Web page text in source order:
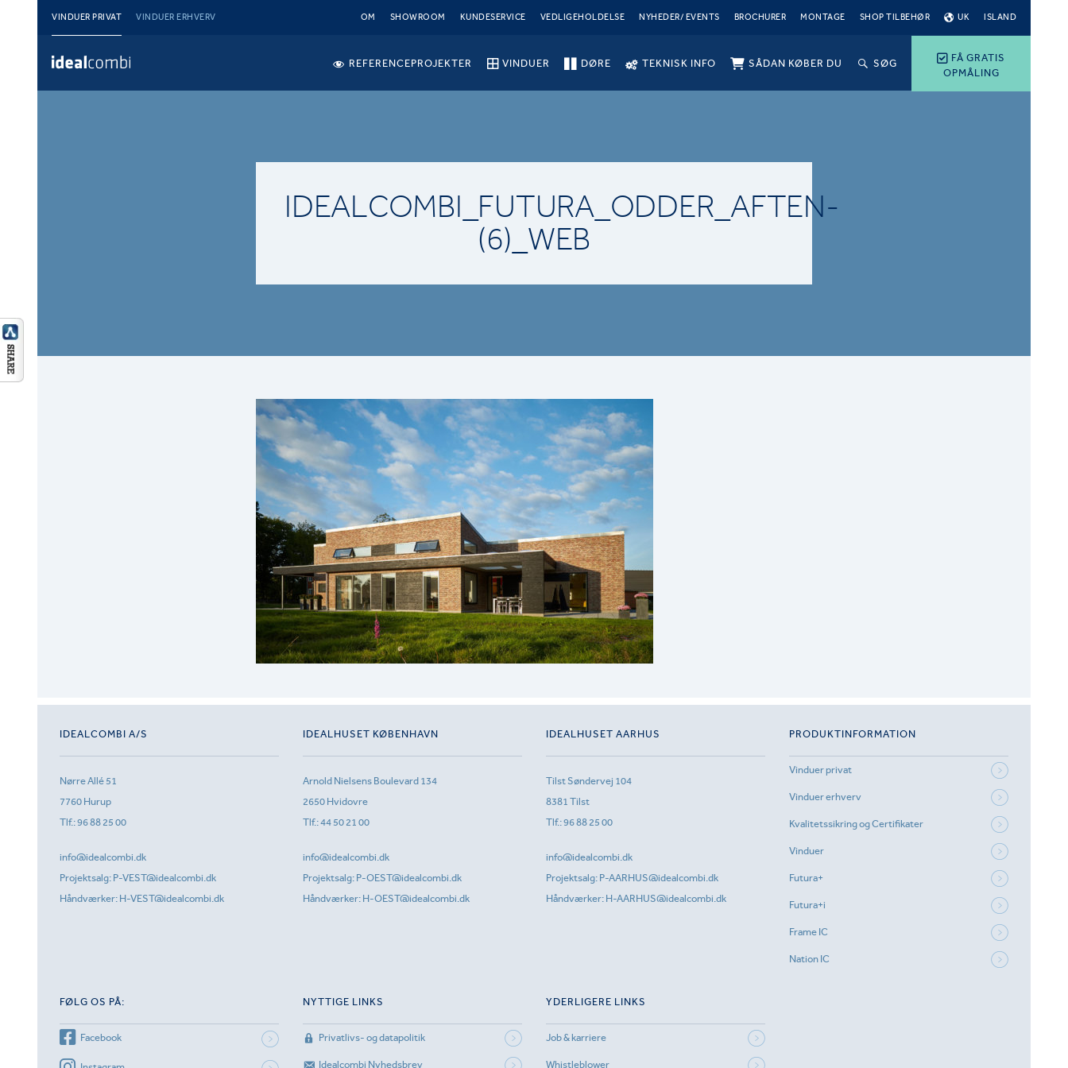
VINDUER PRIVAT VINDUER ERHVERV OM SHOWROOM KUNDESERVICE VEDLIGEHOLDELSE NYHEDER/ EVENTS BROCHURER MONTAGE SHOP TILBEHØR UK ISLAND
FÅ GRATIS
OPMÅLING
REFERENCEPROJEKTER VINDUER DØRE TEKNISK INFO SÅDAN KØBER DU SØG
IDEALCOMBI_FUTURA_ODDER_AFTEN-
(6)_WEB
IDEALCOMBI A/S
Nørre Allé 51
7760 Hurup
Tlf.:96 88 25 00
info@idealcombi.dk
Projektsalg: P-VEST@idealcombi.dk
Håndværker: H-VEST@idealcombi.dk
IDEALHUSET KØBENHAVN
Arnold Nielsens Boulevard 134
2650 Hvidovre
Tlf.:44 50 21 00
info@idealcombi.dk
Projektsalg: P-OEST@idealcombi.dk
Håndværker: H-OEST@idealcombi.dk
IDEALHUSET AARHUS
Tilst Søndervej 104
8381 Tilst
Tlf.:96 88 25 00
info@idealcombi.dk
Projektsalg: P-AARHUS@idealcombi.dk
Håndværker: H-AARHUS@idealcombi.dk
PRODUKTINFORMATION
Vinduer privat
Vinduer erhverv
Kvalitetssikring og Certifikater
Vinduer
Futura+
Futura+i
Frame IC
Nation IC
FØLG OS PÅ:
Facebook
NYTTIGE LINKS
Privatlivs- og datapolitik
Idealcombi Nyhedsbrev
YDERLIGERE LINKS
Job & karriere
Whistleblower